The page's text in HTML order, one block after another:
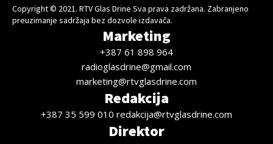
Copyright © 2021. RTV Glas Drine Sva prava zadržana. Zabranjeno
preuzimanje sadržaja bez dozvole izdavača.
Marketing
+387 61 898 964
radioglasdrine@gmail.com
marketing@rtvglasdrine.com
Redakcija
+387 35 599 010 redakcija@rtvglasdrine.com
Direktor